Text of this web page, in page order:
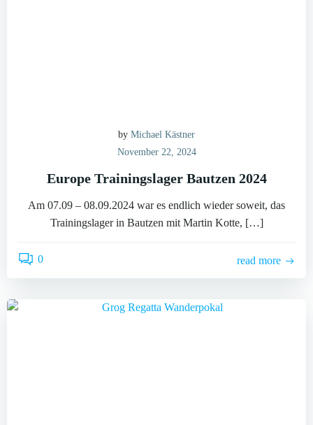
by Michael Kästner
November 22, 2024
Europe Trainingslager Bautzen 2024
Am 07.09 – 08.09.2024 war es endlich wieder soweit, das
Trainingslager in Bautzen mit Martin Kotte, […]
0 read more